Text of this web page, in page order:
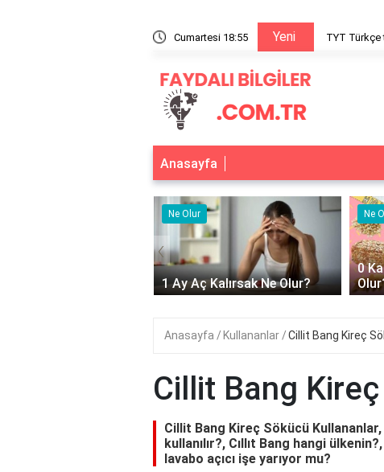
Cumartesi 18:55 Yeni TYT Türkçe
Anasayfa
Ne Olur
1 Ay Aç Kalırsak Ne Olur?
Ne
0
‹
Anasayfa Kullananlar Cillit Bang Kireç
Cillit Bang
Cillit Bang Kireç Sökücü
kullanılır?, Cıllıt Bang hangi
lavabo açıcı işe yarıyor mu?